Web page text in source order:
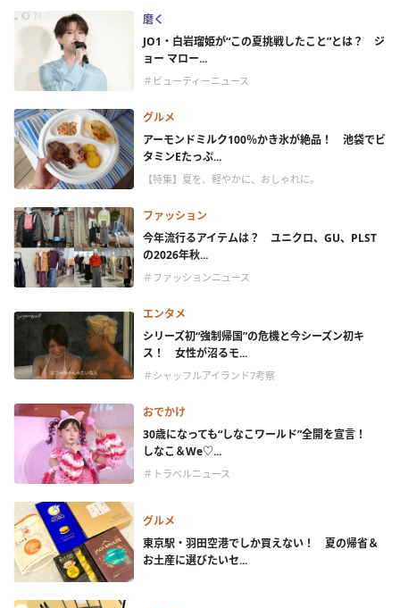
磨く
JO1・白岩瑠姫が“この夏挑戦したこと”とは？ ジ
ョー マロー...
＃ビューティーニュース
グルメ
アーモンドミルク100％かき氷が絶品！ 池袋でビ
タミンEたっぷ...
【特集】夏を、軽やかに、おしゃれに。
ファッション
今年流行るアイテムは？ ユニクロ、GU、PLST
の2026年秋...
＃ファッションニュース
エンタメ
シリーズ初“強制帰国”の危機と今シーズン初キ
ス！ 女性が沼るモ...
＃シャッフルアイランド7考察
おでかけ
30歳になっても“しなこワールド”全開を宣言！
しなこ＆We♡...
＃トラベルニュース
グルメ
東京駅・羽田空港でしか買えない！ 夏の帰省＆
お土産に選びたいセ...